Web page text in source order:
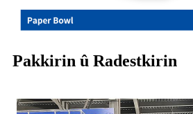
Pakkirin û Radestkirin